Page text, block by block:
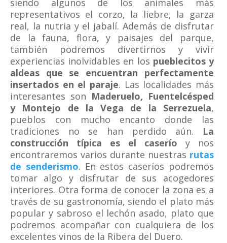
siendo algunos de los animales más
representativos el corzo, la liebre, la garza
real, la nutria y el jabalí. Además de disfrutar
de la fauna, flora, y paisajes del parque,
también podremos divertirnos y vivir
experiencias inolvidables en los pueblecitos y
aldeas que se encuentran perfectamente
insertados en el paraje. Las localidades más
interesantes son Maderuelo, Fuentelcésped
y Montejo de la Vega de la Serrezuela,
pueblos con mucho encanto donde las
tradiciones no se han perdido aún. La
construcción típica es el caserío y nos
encontraremos varios durante nuestras rutas
de senderismo. En estos caseríos podremos
tomar algo y disfrutar de sus acogedores
interiores. Otra forma de conocer la zona es a
través de su gastronomía, siendo el plato más
popular y sabroso el lechón asado, plato que
podremos acompañar con cualquiera de los
excelentes vinos de la Ribera del Duero.